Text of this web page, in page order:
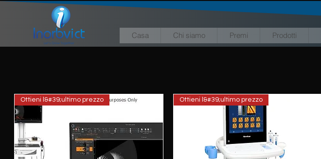
Casa Chi siamo Premi Prodotti
Ottieni l&#39;ultimo prezzo Ottieni l&#39;ultimo prezzo